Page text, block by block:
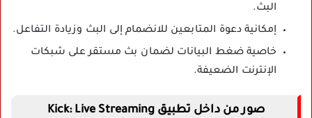
البث.
إمكانية دعوة المتابعين للانضمام إلى البث وزيادة التفاعل.
خاصية ضغط البيانات لضمان بث مستقر على شبكات
الإنترنت الضعيفة.
صور من داخل تطبيق Kick: Live Streaming